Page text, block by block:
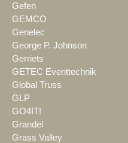
Gefen
GEMCO
Genelec
George P. Johnson
Gerriets
GETEC Eventtechnik
Global Truss
GLP
GO4IT!
Grandel
Grass Valley